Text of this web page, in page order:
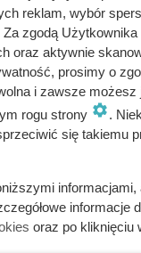
podróży
z siostrą. Ta
reklam, wybór
Za zgodą
oraz aktywnie
prosimy o
i zawsze
rogu strony
.
się takiemu
oraz po kliknięciu